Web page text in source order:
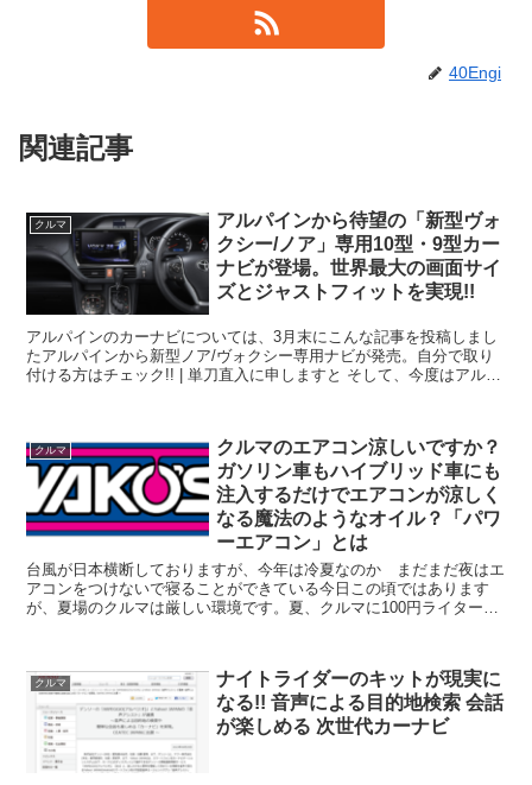
40Engi
関連記事
クルマ
アルパインから待望の「新型ヴォ
クシー/ノア」専用10型・9型カー
ナビが登場。世界最大の画面サイ
ズとジャストフィットを実現!!
アルパインのカーナビについては、3月末にこんな記事を投稿しまし
たアルパインから新型ノア/ヴォクシー専用ナビが発売。自分で取り
付ける方はチェック!! | 単刀直入に申しますと そして、今度はアルパ
クルマ
クルマのエアコン涼しいですか？
ガソリン車もハイブリッド車にも
注入するだけでエアコンが涼しく
なる魔法のようなオイル？「パワ
ーエアコン」とは
台風が日本横断しておりますが、今年は冷夏なのか まだまだ夜はエ
アコンをつけないで寝ることができている今日この頃ではあります
が、夏場のクルマは厳しい環境です。夏、クルマに100円ライターを
クルマ
ナイトライダーのキットが現実に
なる!! 音声による目的地検索 会話
が楽しめる 次世代カーナビ